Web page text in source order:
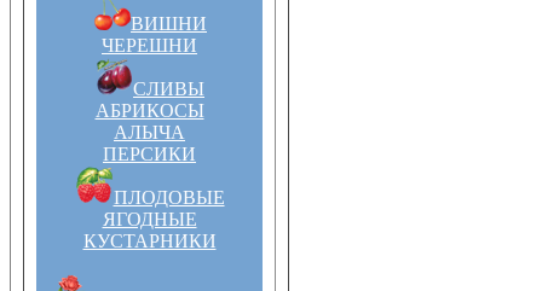
ВИШНИ
ЧЕРЕШНИ
СЛИВЫ
АБРИКОСЫ
АЛЫЧА
ПЕРСИКИ
ПЛОДОВЫЕ
ЯГОДНЫЕ
КУСТАРНИКИ